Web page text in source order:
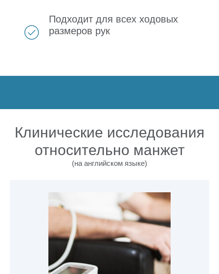
Подходит для всех ходовых
размеров рук
Клинические исследования
относительно манжет
(на английском языке)